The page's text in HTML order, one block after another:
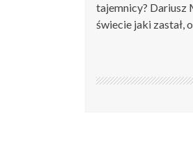
tajemnicy? Dariusz
świecie jaki zastał,